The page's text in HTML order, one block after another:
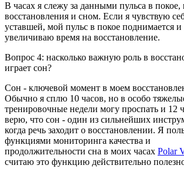
В часах я слежу за данными пульса в покое,
восстановления и сном. Если я чувствую
уставшей, мой пульс в покое поднимается и
увеличиваю время на восстановление.
Вопрос 4: насколько важную роль в
играет сон?
Сон - ключевой момент в моем
Обычно я сплю 10 часов, но в особо
тренировочные недели могу проспать и 12
верю, что сон - один из сильнейших
когда речь заходит о восстановлении. Я
функциями мониторинга качества и
продолжительности сна в моих часах Polar
считаю это функцию действительно